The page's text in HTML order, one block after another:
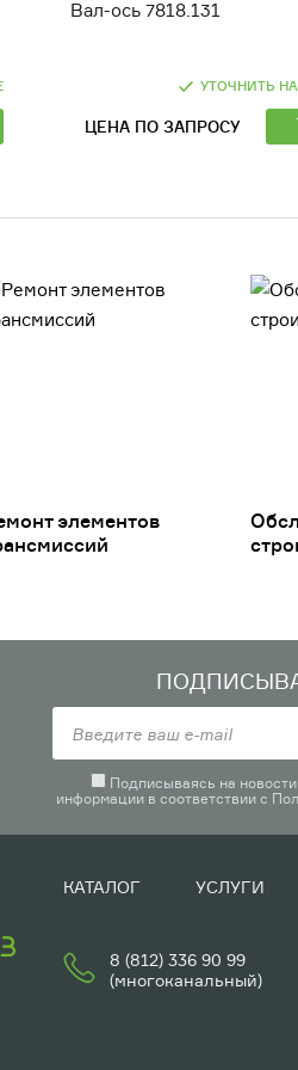
Вал-ось 7818.131
УТОЧНИТЬ
ЦЕНА ПО ЗАПРОСУ
элементов
Подписываясь на
информации в соответствии с
КАТАЛОГ УСЛУГИ
8 (812) 336 90 99
(многоканальный)